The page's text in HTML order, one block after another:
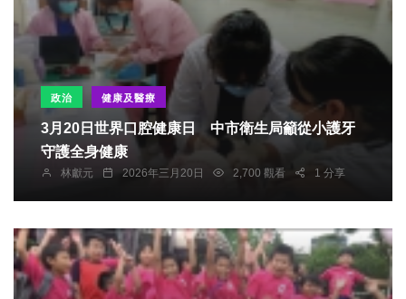
政治 健康及醫療
3月20日世界口腔健康日 中市衛生局籲從小護牙
守護全身健康
林獻元 2026年三月20日 2,700 觀看 1 分享